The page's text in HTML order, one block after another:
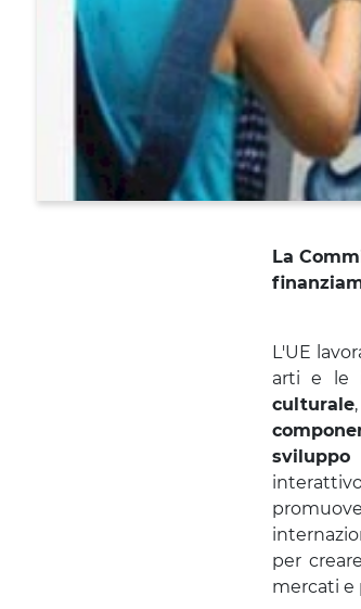
La
L'UE
arti e le
culturale
sviluppo
per
mercati e